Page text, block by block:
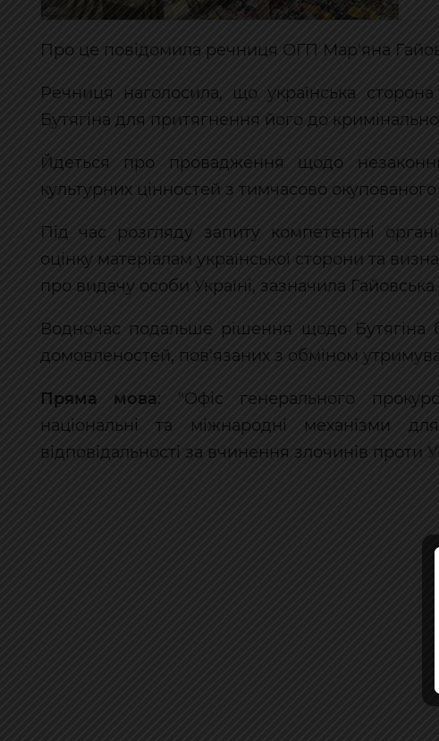
Про це повідомила речниця ОГП Мар'яна
Речниця наголосила, що українська
Бутягіна для притягнення його до
Йдеться про провадження щодо
культурних цінностей з тимчасово
Під час розгляду запиту компетентні
оцінку матеріалам української сторони та
про видачу особи Україні, зазначила Гайовська.
Водночас подальше рішення щодо Бутягіна
домовленостей, пов'язаних з обміном
Пряма мова: "Офіс генерального
національні та міжнародні механізми
відповідальності за вчинення злочинів проти